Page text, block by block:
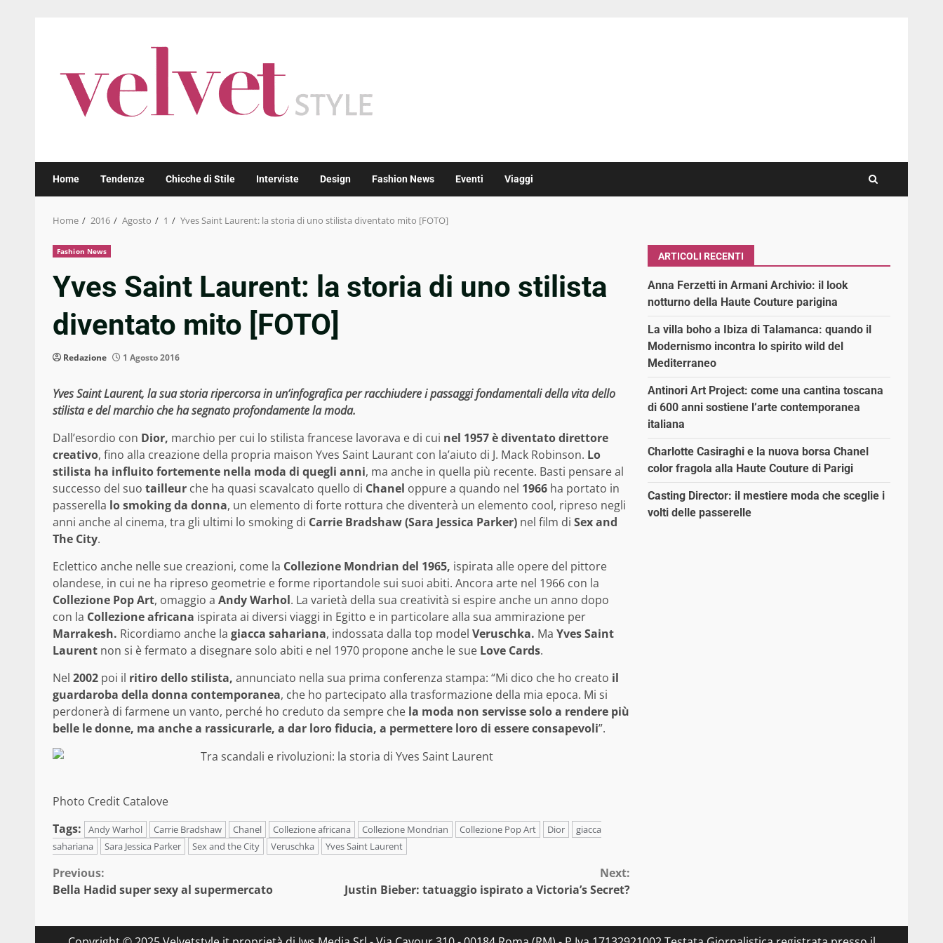
Home Tendenze Chicche di Stile Interviste Design Fashion News Eventi Viaggi
Home 2016 Agosto 1 Yves Saint Laurent: la storia di uno stilista diventato mito [FOTO]
Fashion News
Yves Saint Laurent: la storia di uno stilista
diventato mito [FOTO]
Redazione 1 Agosto 2016
Yves Saint Laurent, la sua storia ripercorsa in un’infografica per racchiudere i passaggi fondamentali della vita dello
stilista e del marchio che ha segnato profondamente la moda.
Dall’esordio con Dior, marchio per cui lo stilista francese lavorava e di cui nel 1957 è diventato direttore
creativo, fino alla creazione della propria maison Yves Saint Laurant con la’aiuto di J. Mack Robinson. Lo
stilista ha influito fortemente nella moda di quegli anni, ma anche in quella più recente. Basti pensare al
successo del suo tailleur che ha quasi scavalcato quello di Chanel oppure a quando nel 1966 ha portato in
passerella lo smoking da donna, un elemento di forte rottura che diventerà un elemento cool, ripreso negli
anni anche al cinema, tra gli ultimi lo smoking di Carrie Bradshaw (Sara Jessica Parker) nel film di Sex and
The City.
Eclettico anche nelle sue creazioni, come la Collezione Mondrian del 1965, ispirata alle opere del pittore
olandese, in cui ne ha ripreso geometrie e forme riportandole sui suoi abiti. Ancora arte nel 1966 con la
Collezione Pop Art, omaggio a Andy Warhol. La varietà della sua creatività si espire anche un anno dopo
con la Collezione africana ispirata ai diversi viaggi in Egitto e in particolare alla sua ammirazione per
Marrakesh. Ricordiamo anche la giacca sahariana, indossata dalla top model Veruschka. Ma Yves Saint
Laurent non si è fermato a disegnare solo abiti e nel 1970 propone anche le sue Love Cards.
Nel 2002 poi il ritiro dello stilista, annunciato nella sua prima conferenza stampa: “Mi dico che ho creato il
guardaroba della donna contemporanea, che ho partecipato alla trasformazione della mia epoca. Mi si
perdonerà di farmene un vanto, perché ho creduto da sempre che la moda non servisse solo a rendere più
belle le donne, ma anche a rassicurarle, a dar loro fiducia, a permettere loro di essere consapevoli”.
Photo Credit Catalove
Tags:
Andy Warhol Carrie Bradshaw Chanel Collezione africana Collezione Mondrian Collezione Pop Art Dior
giacca
sahariana
Sara Jessica Parker Sex and the City Veruschka Yves Saint Laurent
Continue
Previous:
Bella Hadid super sexy al supermercato
Next:
Justin Bieber: tatuaggio ispirato a Victoria’s Secret?
ARTICOLI RECENTI
Anna Ferzetti in Armani Archivio: il look
notturno della Haute Couture parigina
La villa boho a Ibiza di Talamanca: quando il
Modernismo incontra lo spirito wild del
Mediterraneo
Antinori Art Project: come una cantina toscana
di 600 anni sostiene l’arte contemporanea
italiana
Charlotte Casiraghi e la nuova borsa Chanel
color fragola alla Haute Couture di Parigi
Casting Director: il mestiere moda che sceglie i
volti delle passerelle